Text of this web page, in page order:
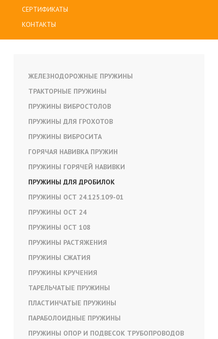
СЕРТИФИКАТЫ
КОНТАКТЫ
ЖЕЛЕЗНОДОРОЖНЫЕ ПРУЖИНЫ
ТРАКТОРНЫЕ ПРУЖИНЫ
ПРУЖИНЫ ВИБРОСТОЛОВ
ПРУЖИНЫ ДЛЯ ГРОХОТОВ
ПРУЖИНЫ ВИБРОСИТА
ГОРЯЧАЯ НАВИВКА ПРУЖИН
ПРУЖИНЫ ГОРЯЧЕЙ НАВИВКИ
ПРУЖИНЫ ДЛЯ ДРОБИЛОК
ПРУЖИНЫ ОСТ 24.125.109-01
ПРУЖИНЫ ОСТ 24
ПРУЖИНЫ ОСТ 108
ПРУЖИНЫ РАСТЯЖЕНИЯ
ПРУЖИНЫ СЖАТИЯ
ПРУЖИНЫ КРУЧЕНИЯ
ТАРЕЛЬЧАТЫЕ ПРУЖИНЫ
ПЛАСТИНЧАТЫЕ ПРУЖИНЫ
ПАРАБОЛОИДНЫЕ ПРУЖИНЫ
ПРУЖИНЫ ОПОР И ПОДВЕСОК ТРУБОПРОВОДОВ